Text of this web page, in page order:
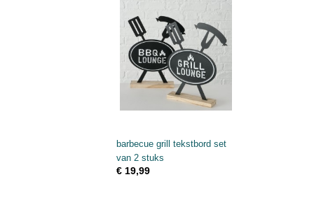
barbecue grill tekstbord set
van 2 stuks
€ 19,99